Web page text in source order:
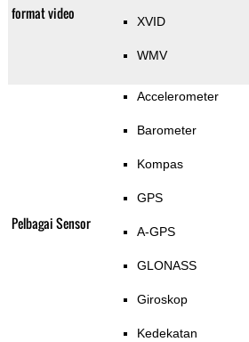
format video XVID
WMV
Pelbagai Sensor
Accelerometer
Barometer
Kompas
GPS
A-GPS
GLONASS
Giroskop
Kedekatan